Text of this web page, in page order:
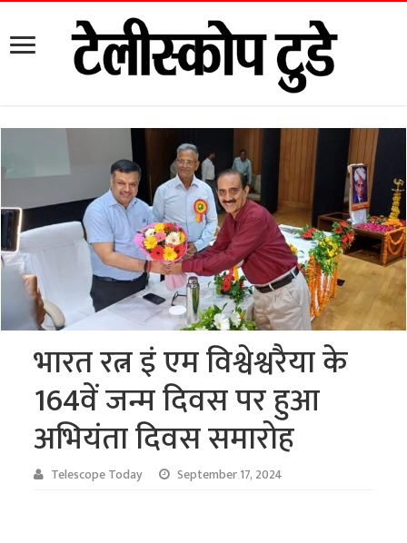
भारत रत्न इं एम विश्वेश्वरैया के
164वें जन्म दिवस पर हुआ
अभियंता दिवस समारोह
Telescope Today September 17, 2024